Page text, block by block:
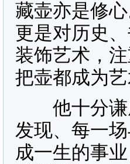
藏壶亦是修
更是对历史
装饰艺术，
把壶都成为
他十分谦
发现、每一
成一生的事